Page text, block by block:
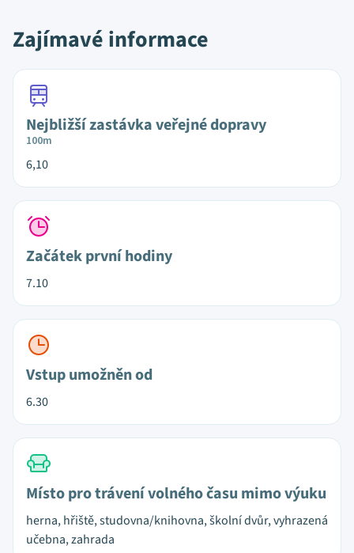
Zajímavé informace
Nejbližší zastávka veřejné dopravy
100m
6,10
Začátek první hodiny
7.10
Vstup umožněn od
6.30
Místo pro trávení volného času mimo výuku
herna, hřiště, studovna/knihovna, školní dvůr, vyhrazená
učebna, zahrada